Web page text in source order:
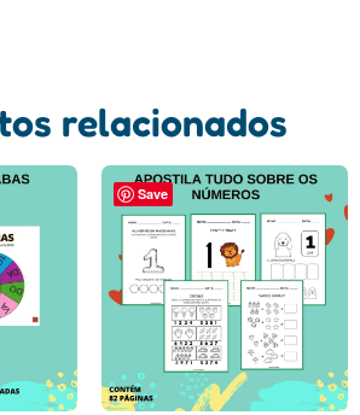
relacionados
Save